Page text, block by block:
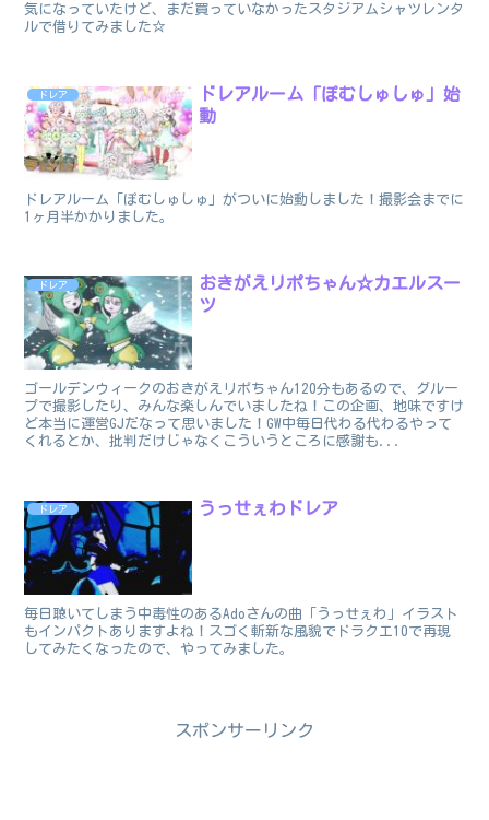
気になっていたけど、まだ買っていなかったスタジアムシャツレンタ
ルで借りてみました☆
ドレア
ドレアルーム「ぽむしゅしゅ」始
動
ドレアルーム「ぽむしゅしゅ」がついに始動しました！撮影会までに
1ヶ月半かかりました。
ドレア
おきがえリポちゃん☆カエルスー
ツ
ゴールデンウィークのおきがえリポちゃん120分もあるので、グルー
プで撮影したり、みんな楽しんでいましたね！この企画、地味ですけ
ど本当に運営GJだなって思いました！GW中毎日代わる代わるやって
くれるとか、批判だけじゃなくこういうところに感謝も...
ドレア うっせぇわドレア
毎日聴いてしまう中毒性のあるAdoさんの曲「うっせぇわ」イラスト
もインパクトありますよね！スゴく斬新な風貌でドラクエ10で再現
してみたくなったので、やってみました。
スポンサーリンク